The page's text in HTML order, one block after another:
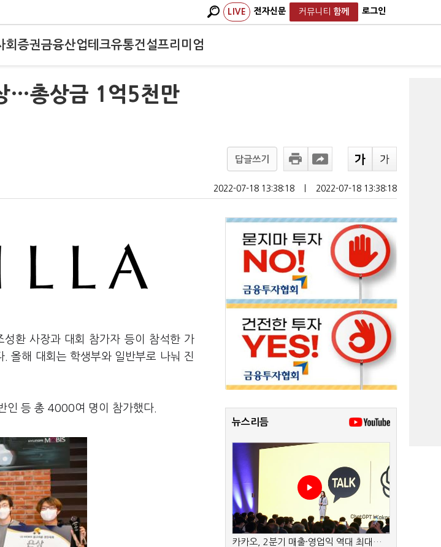
LIVE 전자신문 커뮤니티 함께 로그인
회 증권금융산업테크유통건설프리미엄
…총상금 1억5천만
답글쓰기
2022-07-18 13:38:18 2022-07-18 13:38:18
성환 사장과 대회 참가자 등이 참석한 가
올해 대회는 학생부와 일반부로 나눠 진
인 등 총 4000여 명이 참가했다.
뉴스리듬
카카오, 2분기 매출·영업익 역대 최대…